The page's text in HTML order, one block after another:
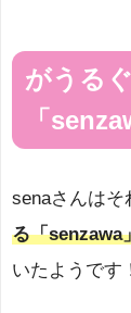
がうる
「
senaさんはそ
る「senzawa
いたようです